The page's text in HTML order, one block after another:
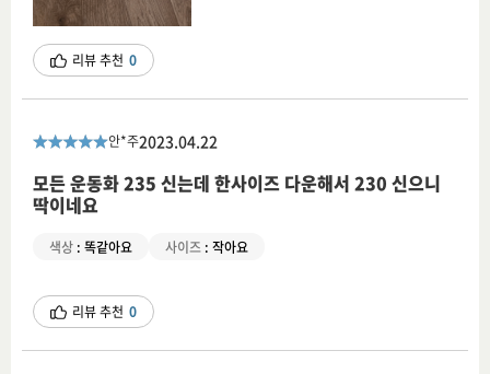
리뷰 추천 0
안*주2023.04.22
모든 운동화 235 신는데 한사이즈 다운해서 230 신으니
딱이네요
색상 : 똑같아요 사이즈 : 작아요
리뷰 추천 0